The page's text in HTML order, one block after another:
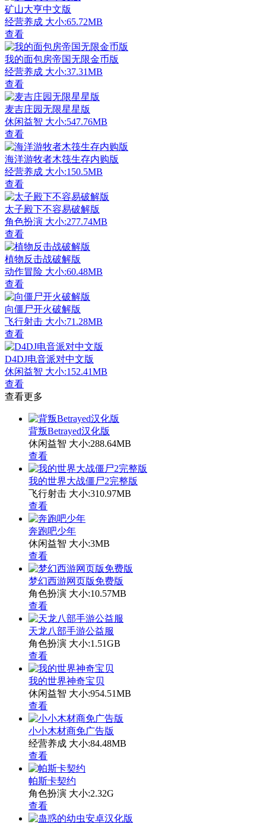
矿山大亨中文版
经营养成 大小:65.72MB
查看
我的面包房帝国无限金币版
经营养成 大小:37.31MB
查看
麦吉庄园无限星星版
休闲益智 大小:547.76MB
查看
海洋游牧者木筏生存内购版
经营养成 大小:150.5MB
查看
太子殿下不容易破解版
角色扮演 大小:277.74MB
查看
植物反击战破解版
动作冒险 大小:60.48MB
查看
向僵尸开火破解版
飞行射击 大小:71.28MB
查看
D4DJ电音派对中文版
休闲益智 大小:152.41MB
查看
查看更多
背叛Betrayed汉化版
休闲益智 大小:288.64MB
查看
我的世界大战僵尸2完整版
飞行射击 大小:310.97MB
查看
奔跑吧少年
休闲益智 大小:3MB
查看
梦幻西游网页版免费版
角色扮演 大小:10.57MB
查看
天龙八部手游公益服
角色扮演 大小:1.51GB
查看
我的世界神奇宝贝
休闲益智 大小:954.51MB
查看
小小木材商免广告版
经营养成 大小:84.48MB
查看
帕斯卡契约
角色扮演 大小:2.32G
查看